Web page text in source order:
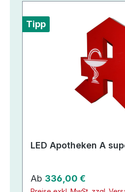
Tipp
LED Apotheken A
Regulärer Preis:
Ab 336,00 €